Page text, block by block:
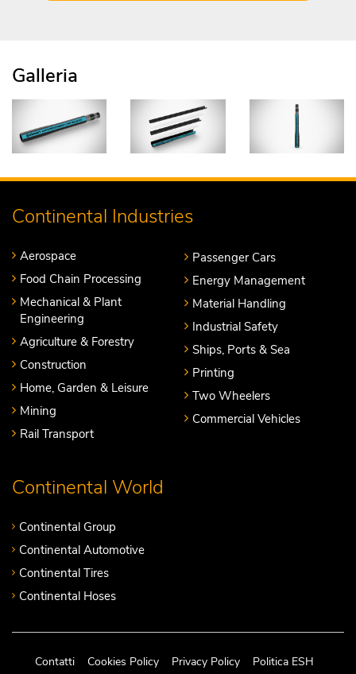
Galleria
Continental Industries
Aerospace
Food Chain Processing
Mechanical & Plant
Engineering
Agriculture & Forestry
Construction
Home, Garden & Leisure
Mining
Rail Transport
Passenger Cars
Energy Management
Material Handling
Industrial Safety
Ships, Ports & Sea
Printing
Two Wheelers
Commercial Vehicles
Continental World
Continental Group
Continental Automotive
Continental Tires
Continental Hoses
Contatti Cookies Policy Privacy Policy Politica ESH